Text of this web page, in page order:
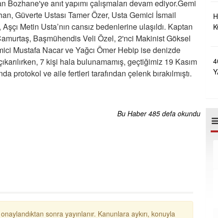
anıt yapımı çalışmaları devam ediyor.Gemi
Güverte Ustası Tamer Özer, Usta Gemici İsmail
Metin Usta’nın cansız bedenlerine ulaşıldı. Kaptan
Başmühendis Veli Özel, 2'nci Makinist Göksel
Mustafa Nacar ve Yağcı Ömer Hebip ise denizde
7 kişi hala bulunamamış, geçtiğimiz 19 Kasım
protokol ve aile fertleri tarafından çelenk bırakılmıştı.
Bu Haber 485 defa okundu
sonra yayınlanır. Kanunlara aykırı, konuyla